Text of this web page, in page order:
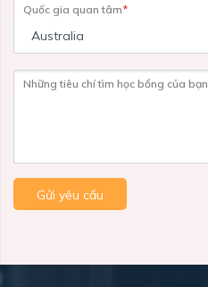
Quốc gia quan tâm*
Những tiêu chí tìm học bổng của bạn
Gửi yêu cầu